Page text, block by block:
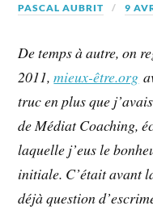
PASCAL AUBRIT 9
De temps à autre, on
2011,mieux-être.org
truc en plus que
de Médiat Coaching,
laquelle j’eus le
initiale. C’était avant
déjà question